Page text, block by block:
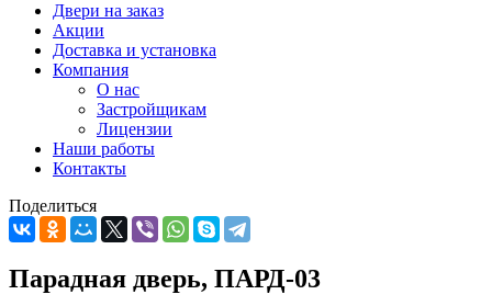
Двери на заказ
Акции
Доставка и установка
Компания
О нас
Застройщикам
Лицензии
Наши работы
Контакты
Поделиться
Парадная дверь, ПАРД-03